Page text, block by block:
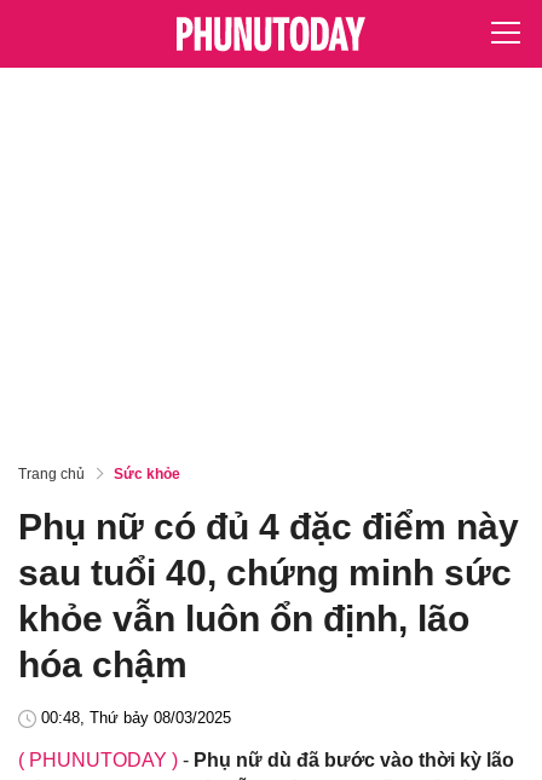
Trang chủ Sức khỏe
Phụ nữ có đủ 4 đặc điểm này
sau tuổi 40, chứng minh sức
khỏe vẫn luôn ổn định, lão
hóa chậm
00:48, Thứ bảy 08/03/2025
( PHUNUTODAY ) - Phụ nữ dù đã bước vào thời kỳ lão